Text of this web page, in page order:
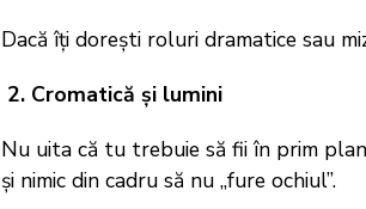
Dacă îți dorești roluri dramatice sau
2. Cromatică și lumini
Nu uita că tu trebuie să fii în prim
și nimic din cadru să nu „fure ochiul”.